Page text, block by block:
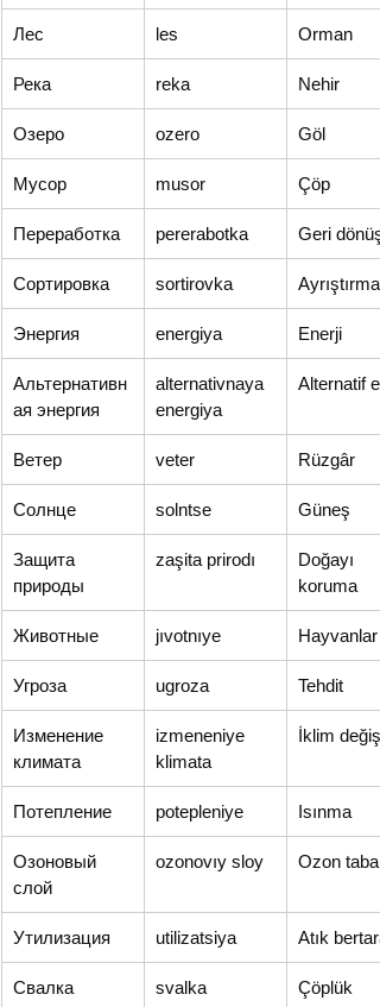
Лес les Orman
Река reka Nehir
Озеро ozero Göl
Мусор musor Çöp
Переработка pererabotka Geri
Сортировка sortirovka Ayrıştırma
Энергия energiya Enerji
Альтернативн
ая энергия
alternat­ivnaya
energiya
Alternatif
Ветер veter Rüzgâr
Солнце solntse Güneş
Защита
природы
zaşita prirodı
Doğayı
koruma
Животные jıvotnıye Hayvanlar
Угроза ugroza Tehdit
Изменение
климата
izmeneniye
klimata
İklim
Потепление potep­leniye Isınma
Озоновый
слой
ozonovıy sloy Ozon
Утилизация utilizatsiya Atık
Свалка svalka Çöplük